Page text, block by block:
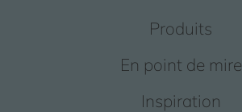
Produits
En point de mire
Inspiration